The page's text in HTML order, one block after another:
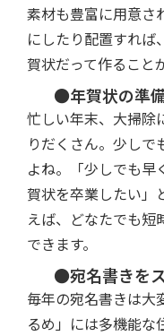
素材も豊富に用意さ
にしたり配置すれば
賀状だって作ること
●年賀状の準
忙しい年末、大掃
りだくさん。少しで
よね。「少しでも早
賀状を卒業したい」
えば、どなたでも短
できます。
●宛名書きを
毎年の宛名書きは大
るめ」には多機能な